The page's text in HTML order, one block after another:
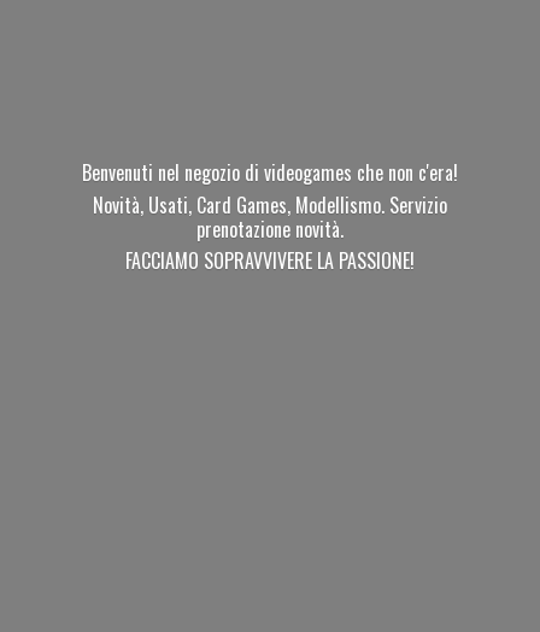
Benvenuti nel negozio di videogames che non c'era!
Novità, Usati, Card Games, Modellismo. Servizio
prenotazione novità.
FACCIAMO SOPRAVVIVERE LA PASSIONE!